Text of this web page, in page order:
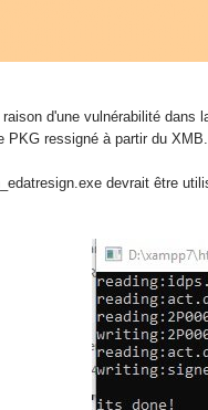
d'une vulnérabilité
PKG ressigné à partir du XMB.
devrait être